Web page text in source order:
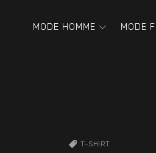
MODE HOMME MODE
T-SHIRT